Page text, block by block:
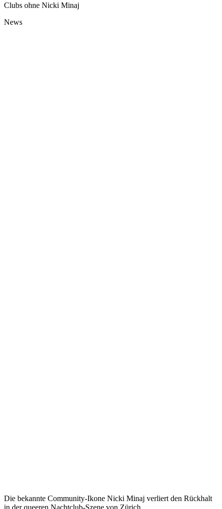
Clubs ohne Nicki Minaj
News
Die bekannte Community-Ikone Nicki Minaj verliert den Rückhalt
in der queeren Nachtclub-Szene von Zürich.